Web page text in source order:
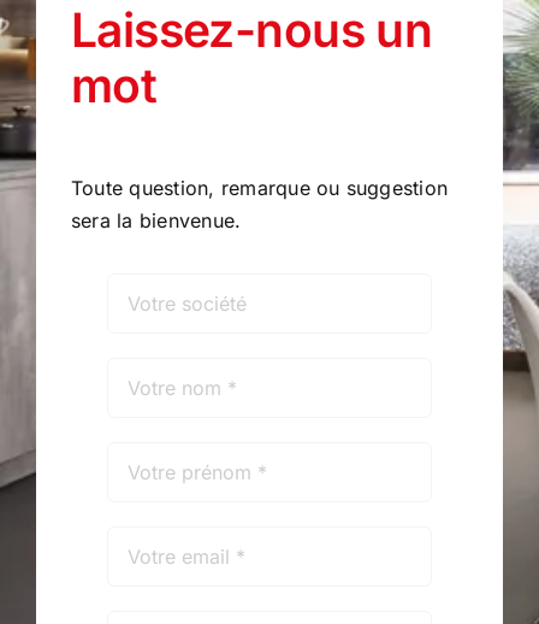
Laissez-nous un
mot
Toute question, remarque ou suggestion
sera la bienvenue.